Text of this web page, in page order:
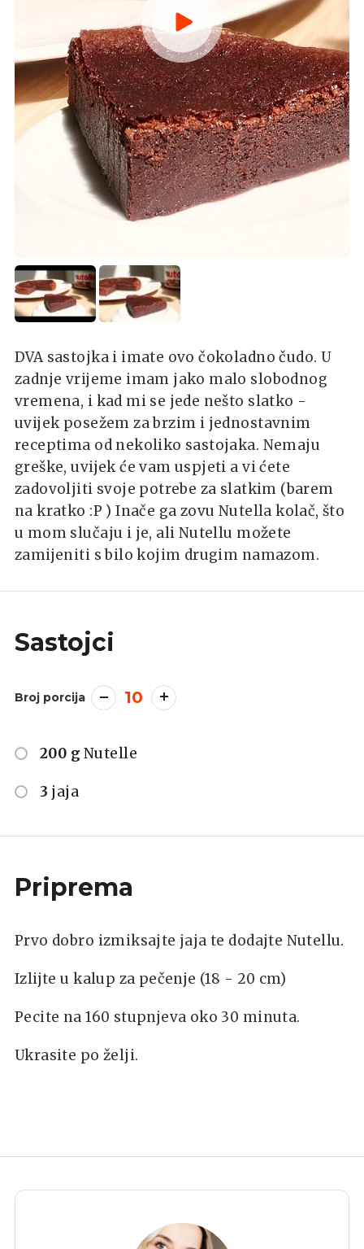
DVA sastojka i imate ovo čokoladno čudo. U
zadnje vrijeme imam jako malo slobodnog
vremena, i kad mi se jede nešto slatko -
uvijek posežem za brzim i jednostavnim
receptima od nekoliko sastojaka. Nemaju
greške, uvijek će vam uspjeti a vi ćete
zadovoljiti svoje potrebe za slatkim (barem
na kratko :P ) Inače ga zovu Nutella kolač, što
u mom slučaju i je, ali Nutellu možete
zamijeniti s bilo kojim drugim namazom.
Sastojci
Broj porcija 10
200 g Nutelle
3 jaja
Priprema
Prvo dobro izmiksajte jaja te dodajte Nutellu.
Izlijte u kalup za pečenje (18 - 20 cm)
Pecite na 160 stupnjeva oko 30 minuta.
Ukrasite po želji.